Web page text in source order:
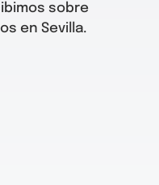
sobre
en Sevilla.